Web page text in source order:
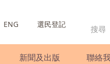
ENG 選民登記
新聞及出版 聯絡